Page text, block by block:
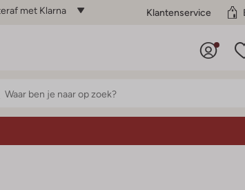
met Klarna Klantenservice